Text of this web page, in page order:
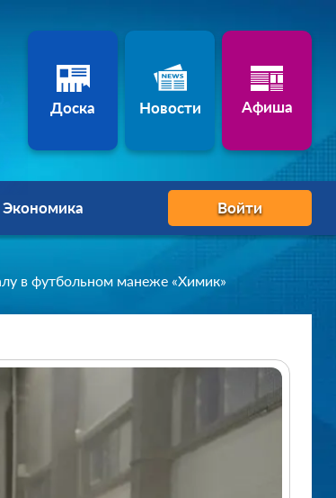
Доска Новости Афиша
Экономика Войти
в футбольном манеже «Химик»